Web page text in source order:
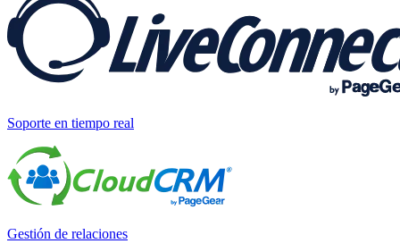
Soporte en tiempo real
Gestión de relaciones